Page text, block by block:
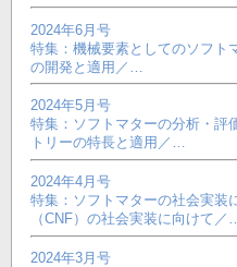
2024年6月号
特集：機械要素としてのソフト
の開発と適用／…
2024年5月号
特集：ソフトマターの分析・評
トリーの特長と適用／…
2024年4月号
特集：ソフトマターの社会実装
（CNF）の社会実装に向けて／
2024年3月号